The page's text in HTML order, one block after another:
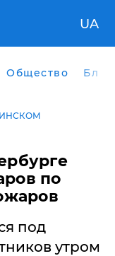
UA
Общество
по
под
утром